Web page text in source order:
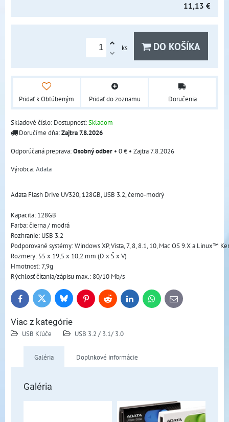
11,13 €
ks DO KOŠÍKA
Pridať k Obľúbeným Pridať do zoznamu Doručenia
Skladové číslo: Dostupnosť:Skladom
Doručíme dňa:Zajtra7.8.2026
Osobný odber • 0 € • Zajtra7.8.2026
Výrobca:Adata
Adata Flash Drive UV320, 128GB, USB 3.2, černo-modrý
Kapacita: 128GB
Farba: čierna / modrá
Rozhranie: USB 3.2
Podporované systémy: Windows XP, Vista, 7, 8, 8.1, 10, Mac OS 9.X a Linux™
Rozmery: 55 x 19,5 x 10,2 mm (D x Š x V)
Hmotnosť: 7,9g
Rýchlosť čítania/zápisu max.: 80/10 Mb/s
FacebookTwitter BlueskyPinterestReddit LinkedInWhatsApp
E-
mail
Viac z kategórie
USB Kľúče USB 3.2 / 3.1/ 3.0
Galéria Doplnkové informácie
Galéria